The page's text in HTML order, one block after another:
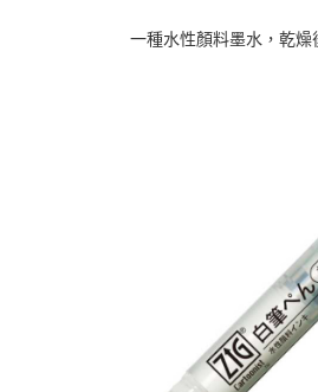
一種水性顏料墨水，乾燥